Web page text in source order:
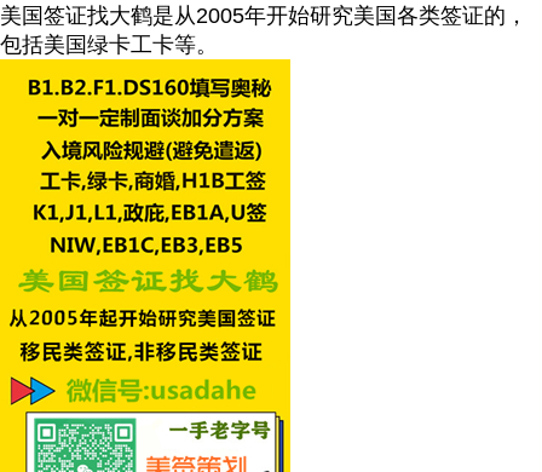
美国签证找大鹤是从2005年开始研究美国各类签证的，
包括美国绿卡工卡等。